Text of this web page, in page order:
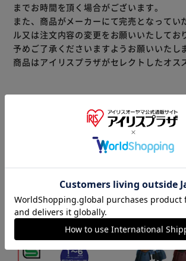
までお時間を頂く場合がございます。
また、商品がメーカーにて完売となってい
ル又は注文内容の変更をお願いいたしてお
予めご了承くださいますようお願いいたし
商品はアイリスプラザがセレクトしたオス